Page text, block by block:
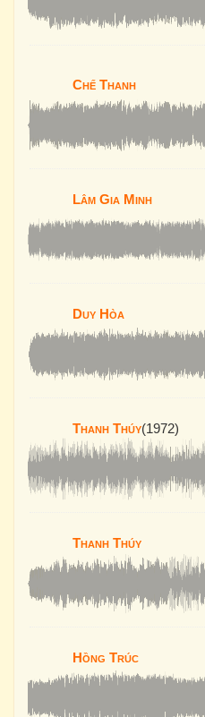
Chế Thanh
Lâm Gia Minh
Duy Hòa
Thanh Thúy(1972)
Thanh Thúy
Hồng Trúc